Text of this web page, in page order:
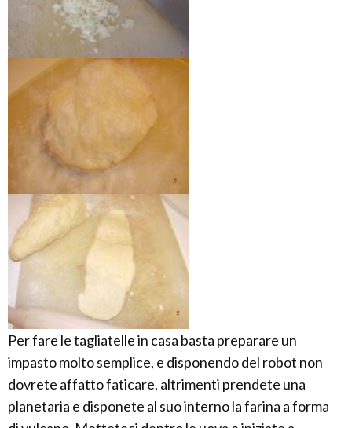
Per fare le tagliatelle in casa basta preparare un
impasto molto semplice, e disponendo del robot non
dovrete affatto faticare, altrimenti prendete una
planetaria e disponete al suo interno la farina a forma